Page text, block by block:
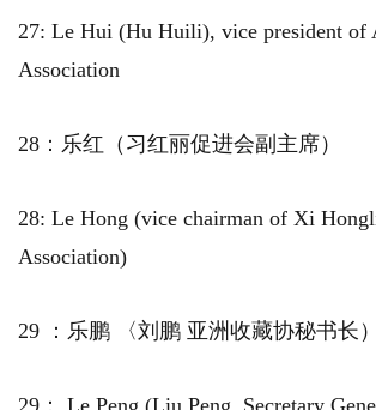
27: Le Hui (Hu Huili), vice president of
Association
28：乐红（习红丽促进会副主席）
28: Le Hong (vice chairman of Xi
Association)
29 ：乐鹏 〈刘鹏 亚洲收藏协秘书长）